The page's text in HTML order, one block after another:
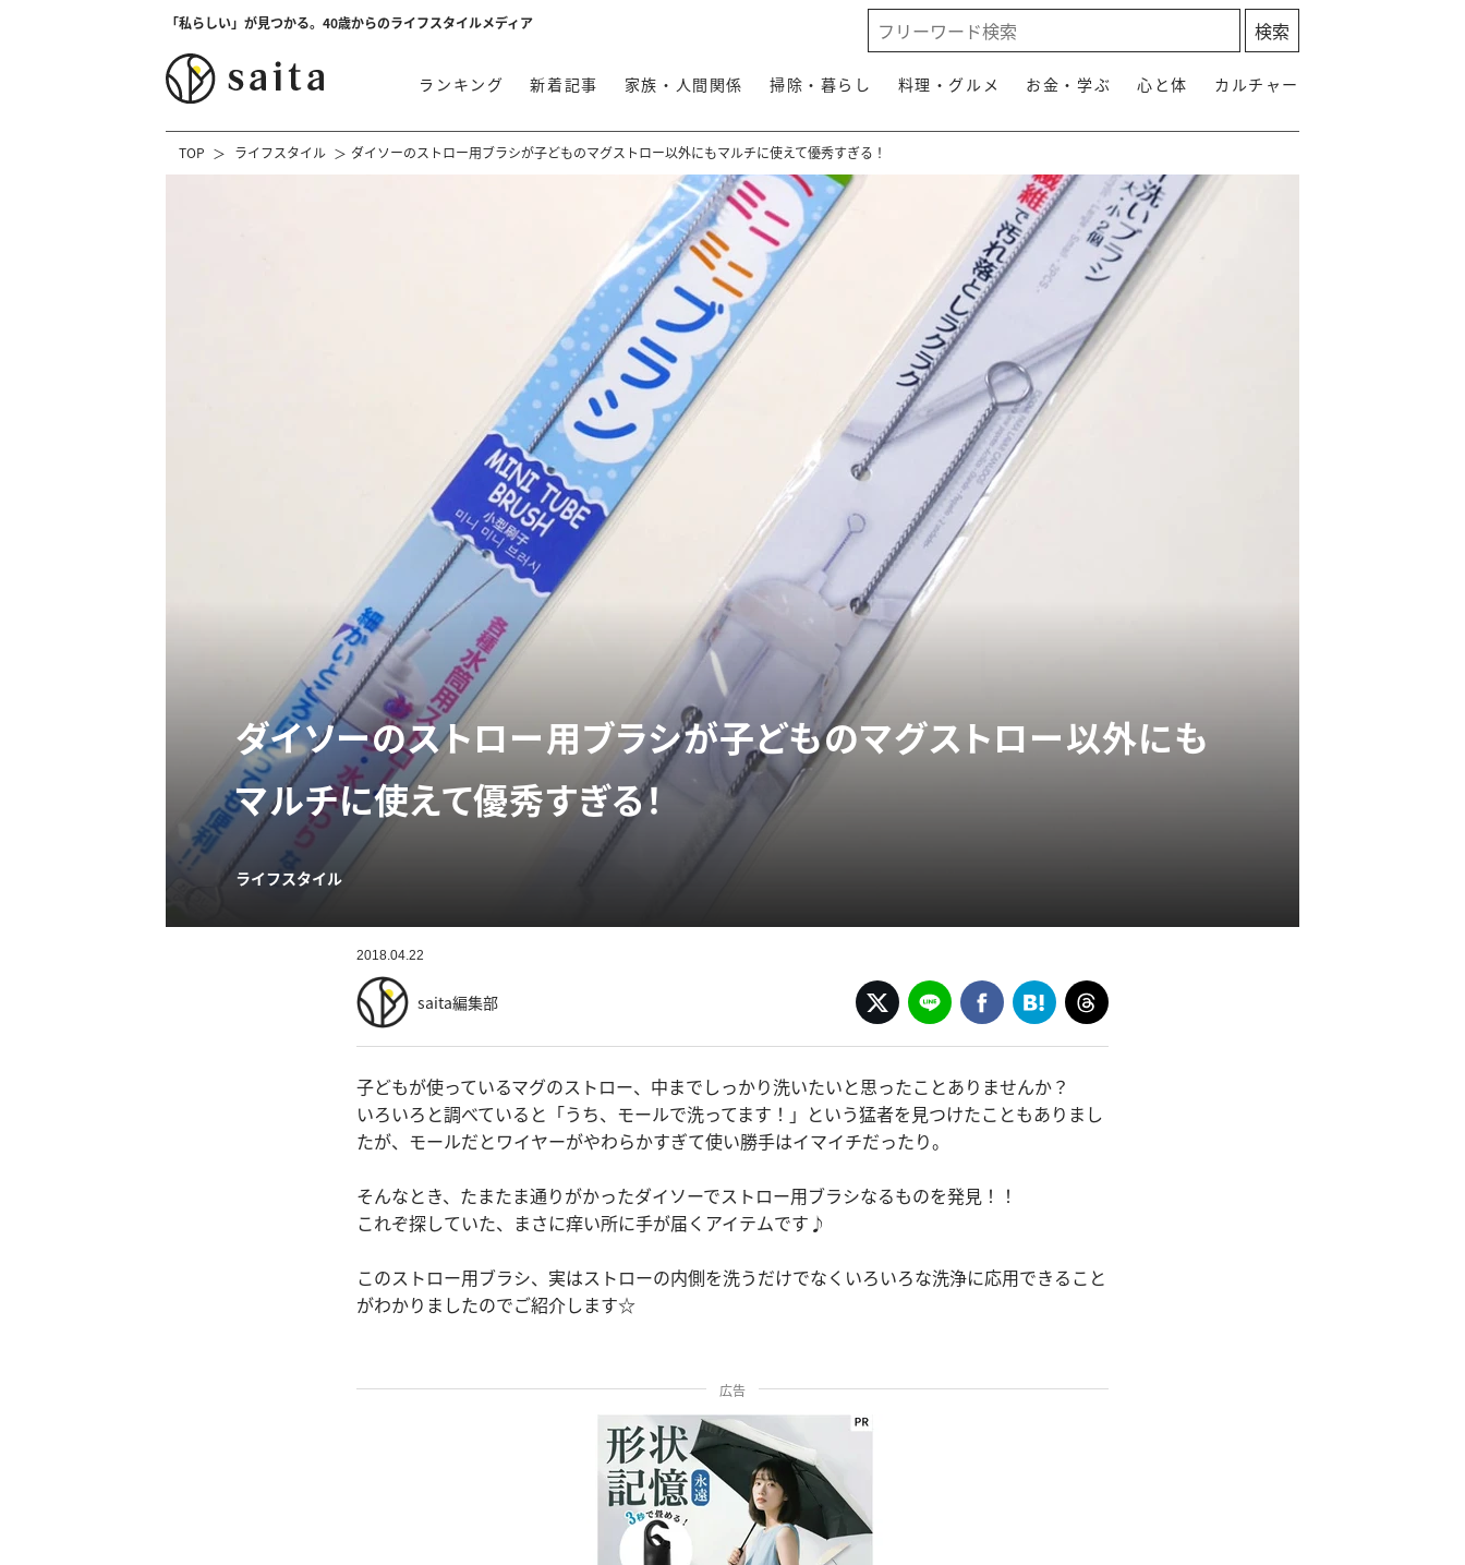
「私らしい」が見つかる。40歳からのライフスタイルメディア
ランキング 新着記事 家族・人間関係 掃除・暮らし 料理・グルメ お金・学ぶ 心と体 カルチャー
TOP ライフスタイル ダイソーのストロー用ブラシが子どものマグストロー以外にもマルチに使えて優秀すぎる！
ダイソーのストロー用ブラシが子どものマグストロー以外にも
マルチに使えて優秀すぎる！
ライフスタイル
2018.04.22
saita編集部
子どもが使っているマグのストロー、中までしっかり洗いたいと思ったことありませんか？
いろいろと調べていると「うち、モールで洗ってます！」という猛者を見つけたこともありまし
たが、モールだとワイヤーがやわらかすぎて使い勝手はイマイチだったり。
そんなとき、たまたま通りがかったダイソーでストロー用ブラシなるものを発見！！
これぞ探していた、まさに痒い所に手が届くアイテムです♪
このストロー用ブラシ、実はストローの内側を洗うだけでなくいろいろな洗浄に応用できること
がわかりましたのでご紹介します☆
広告